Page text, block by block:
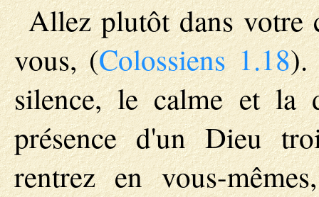
Allez plutôt dans votre
vous, (Colossiens 1.18).
silence, le calme et la
présence d'un Dieu
rentrez en vous-